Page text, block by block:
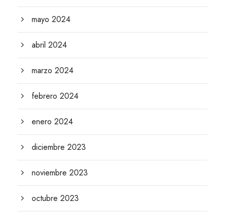
mayo 2024
abril 2024
marzo 2024
febrero 2024
enero 2024
diciembre 2023
noviembre 2023
octubre 2023